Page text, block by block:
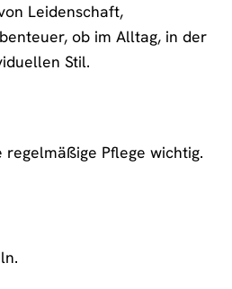
Leidenschaft,
ob im Alltag, in der
Stil.
Pflege wichtig.